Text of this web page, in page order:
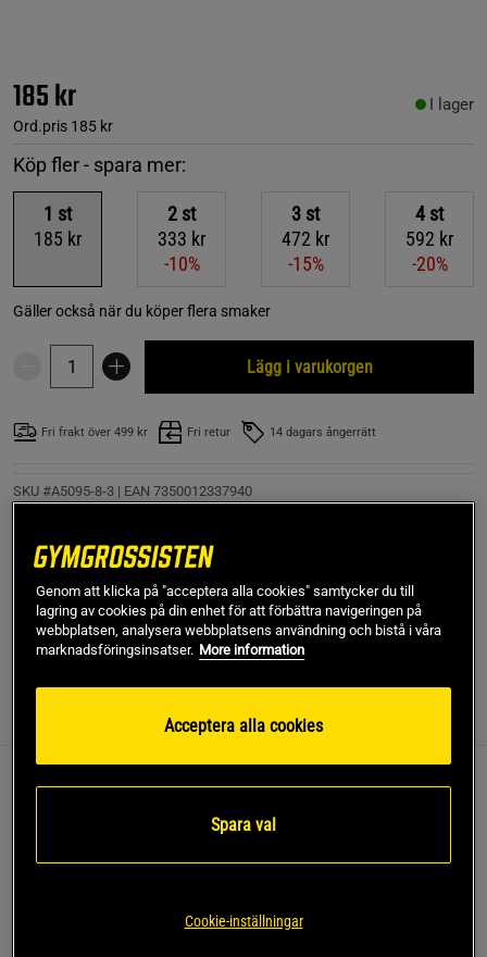
185 kr
Ord.pris 185 kr
I lager
Köp fler - spara mer:
1 st
185 kr
2 st
333 kr
-10%
3 st
472 kr
-15%
4 st
592 kr
-20%
Gäller också när du köper flera smaker
Lägg i varukorgen
Fri frakt över 499 kr Fri retur 14 dagars ångerrätt
SKU #A5095-8-3 | EAN 7350012337940
ett kosttillskott från Holistic med magnesiumbisglycinat och
magnesium.
Läs mer
Recensioner Näring & Ingredienser
Magnesiumbisglycinat är en form av magnesium som
kroppen med lätthet kan absorbera. Dessa kapslar från
Holistic ger 860 mg magnesiumbisglycinat per kapsel varav
100 mg är rent magnesium. Detta kombineras med 1,4 mg
Genom att klicka på "acceptera alla cookies" samtycker du till
lagring av cookies på din enhet för att förbättra navigeringen på
webbplatsen, analysera webbplatsens användning och bistå i våra
marknadsföringsinsatser. More information
Acceptera alla cookies
Spara val
Cookie-inställningar